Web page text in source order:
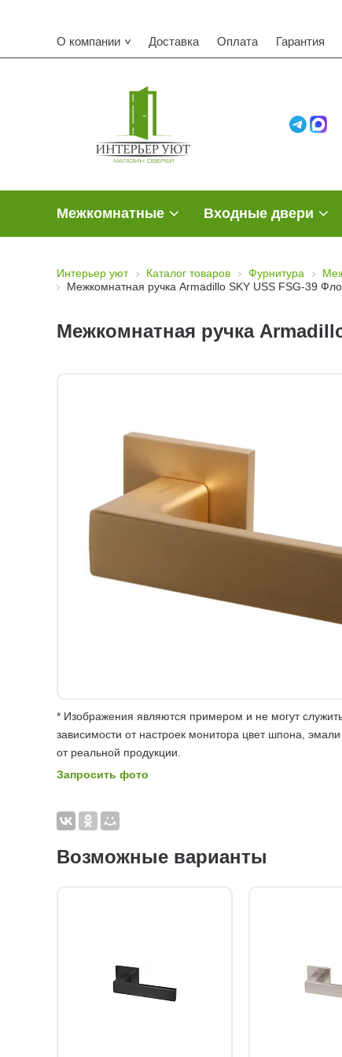
О компании Доставка Оплата Гарантия
Межкомнатные Входные двери
Интерьер уют Каталог товаров Фурнитура
Межкомнатная ручка Armadillo SKY USS FSG-39
Межкомнатная ручка
* Изображения являются примером и не могут
зависимости от настроек монитора цвет шпона,
от реальной продукции.
Запросить фото
Возможные варианты